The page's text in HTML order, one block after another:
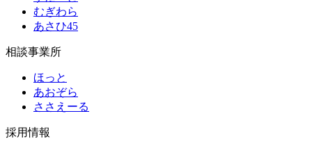
むぎわら
あさひ45
相談事業所
ほっと
あおぞら
ささえーる
採用情報